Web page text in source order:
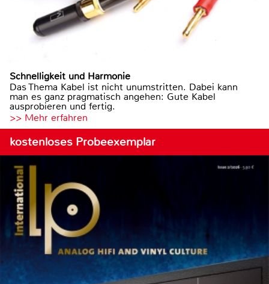
Schnelligkeit und Harmonie
Das Thema Kabel ist nicht unumstritten. Dabei kann
man es ganz pragmatisch angehen: Gute Kabel
ausprobieren und fertig.
>> Mehr erfahren
kostenloses Probeexemplar